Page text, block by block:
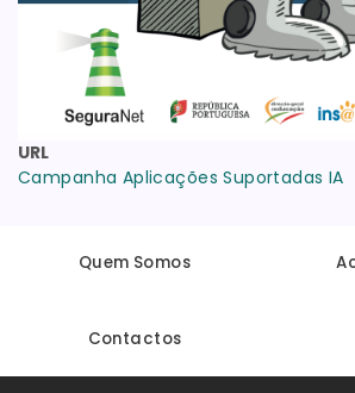
URL
Campanha Aplicações Suportadas IA
Quem Somos
Contactos